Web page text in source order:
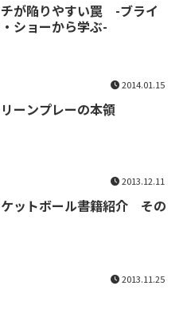
が陥りやすい罠 -ブライ
ショーから学ぶ-
2014.01.15
ーンプレーの本領
2013.12.11
ットボール書籍紹介 その
2013.11.25